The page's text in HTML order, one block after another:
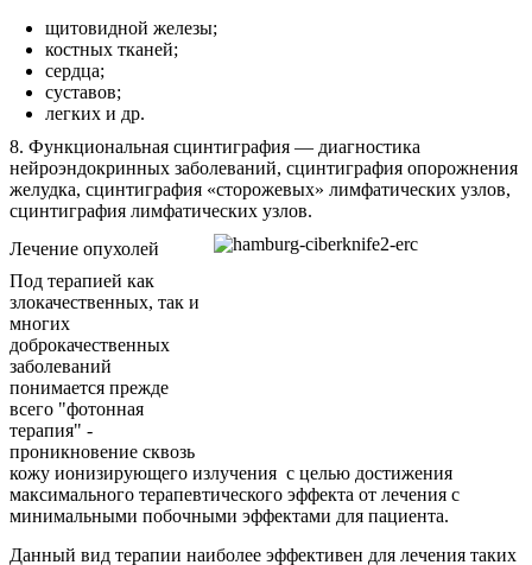
щитовидной железы;
костных тканей;
сердца;
суставов;
легких и др.
8. Функциональная сцинтиграфия — диагностика
нейроэндокринных заболеваний, сцинтиграфия опорожнения
желудка, сцинтиграфия «сторожевых» лимфатических узлов,
сцинтиграфия лимфатических узлов.
Лечение опухолей
Под терапией как
злокачественных, так и
многих
доброкачественных
заболеваний
понимается прежде
всего "фотонная
терапия" -
проникновение сквозь
кожу ионизирующего излучения с целью достижения
максимального терапевтического эффекта от лечения с
минимальными побочными эффектами для пациента.
Данный вид терапии наиболее эффективен для лечения таких